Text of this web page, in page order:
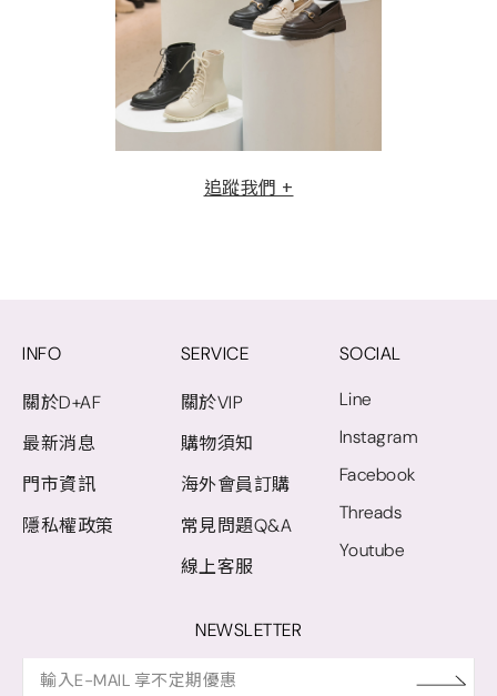
追蹤我們 +
INFO
關於D+AF
最新消息
門市資訊
隱私權政策
SERVICE
關於VIP
購物須知
海外會員訂購
常見問題Q&A
線上客服
SOCIAL
Line
Instagram
Facebook
Threads
Youtube
NEWSLETTER